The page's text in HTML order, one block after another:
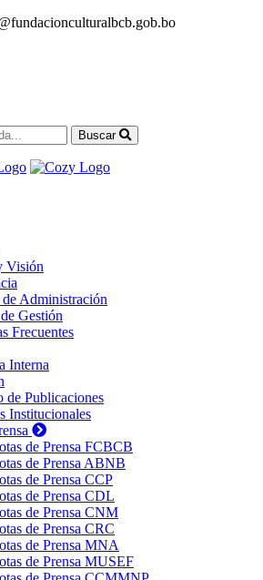
Buscar
Visión
Administración
Gestión
Frecuentes
Interna
de Publicaciones
Institucionales
de Prensa FCBCB
de Prensa ABNB
de Prensa CCP
de Prensa CDL
de Prensa CNM
de Prensa CRC
de Prensa MNA
de Prensa MUSEF